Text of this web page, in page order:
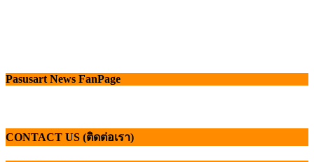
Pasusart News FanPage
CONTACT US (ติดต่อเรา)